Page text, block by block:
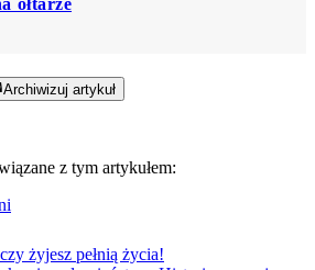
Archiwizuj artykuł
z tym artykułem:
żyjesz pełnią życia!